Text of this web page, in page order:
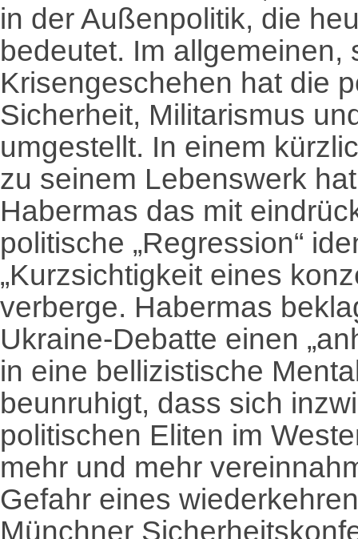
in der Außenpolitik, die
bedeutet. Im
Krisengeschehen hat die
Sicherheit, Militarismus
umgestellt. In einem
zu seinem Lebenswerk
Habermas das mit
politische „Regression“
„Kurzsichtigkeit eines
verberge. Habermas
Ukraine-Debatte einen
in eine bellizistische
beunruhigt, dass sich
politischen Eliten im
mehr und mehr
Gefahr eines
Münchner